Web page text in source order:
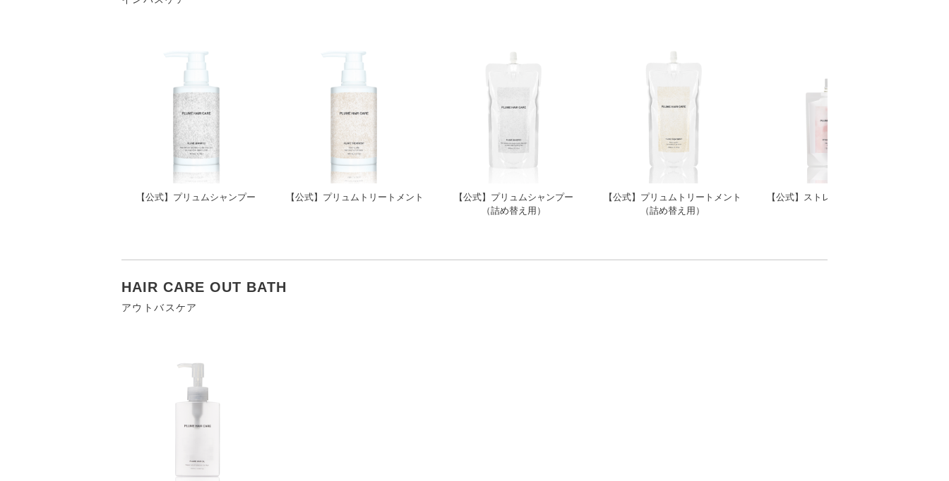
【公式】プリュムシャンプー 【公式】プリュムトリートメント
【公式】プリュムシャンプー
（詰め替え用）
【公式】プリュムトリートメント
（詰め替え用）
【公式】ストレートヘアマスク
HAIR CARE OUT BATH
アウトバスケア